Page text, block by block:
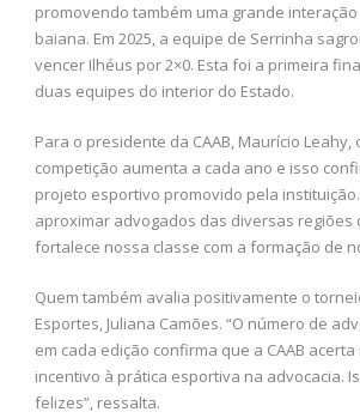
promovendo também uma grande
baiana. Em 2025, a equipe de Serrinha
vencer Ilhéus por 2×0. Esta foi a primeira
duas equipes do interior do Estado.
Para o presidente da CAAB, Maurício Leahy,
competição aumenta a cada ano e isso
projeto esportivo promovido pela
aproximar advogados das diversas regiões
fortalece nossa classe com a formação de
Quem também avalia positivamente o
Esportes, Juliana Camões. “O número de
em cada edição confirma que a CAAB
incentivo à prática esportiva na advocacia.
felizes”, ressalta.